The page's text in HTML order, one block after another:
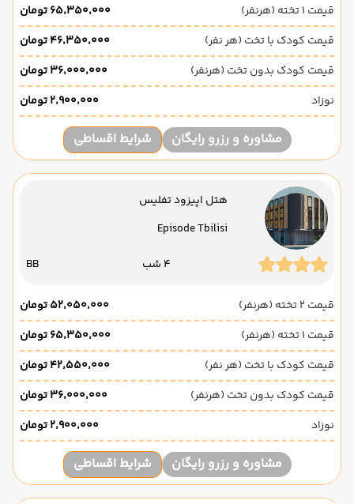
قیمت 1 تخته (هرنفر)
۶۵٬۳۵۰٬۰۰۰ تومان
قیمت کودک با تخت (هر نفر)
۴۶٬۳۵۰٬۰۰۰ تومان
قیمت کودک بدون تخت (هرنفر)
۳۶٬۰۰۰٬۰۰۰ تومان
نوزاد
۲٬۹۰۰٬۰۰۰ تومان
مشاوره و رزرو رایگان شرایط اقساطی
هتل اپیزود تفلیس
Episode Tbilisi
4 شب BB
قیمت 2 تخته (هرنفر)
۵۲٬۰۵۰٬۰۰۰ تومان
قیمت 1 تخته (هرنفر)
۶۵٬۳۵۰٬۰۰۰ تومان
قیمت کودک با تخت (هر نفر)
۴۲٬۵۵۰٬۰۰۰ تومان
قیمت کودک بدون تخت (هرنفر)
۳۶٬۰۰۰٬۰۰۰ تومان
نوزاد
۲٬۹۰۰٬۰۰۰ تومان
مشاوره و رزرو رایگان شرایط اقساطی